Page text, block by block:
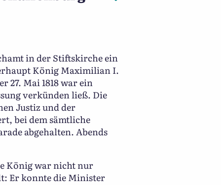
in der Stiftskirche ein
König Maximilian I.
27. Mai 1818 war ein
verkünden ließ. Die
Justiz und der
bei dem sämtliche
abgehalten. Abends
König war nicht nur
Er konnte die Minister